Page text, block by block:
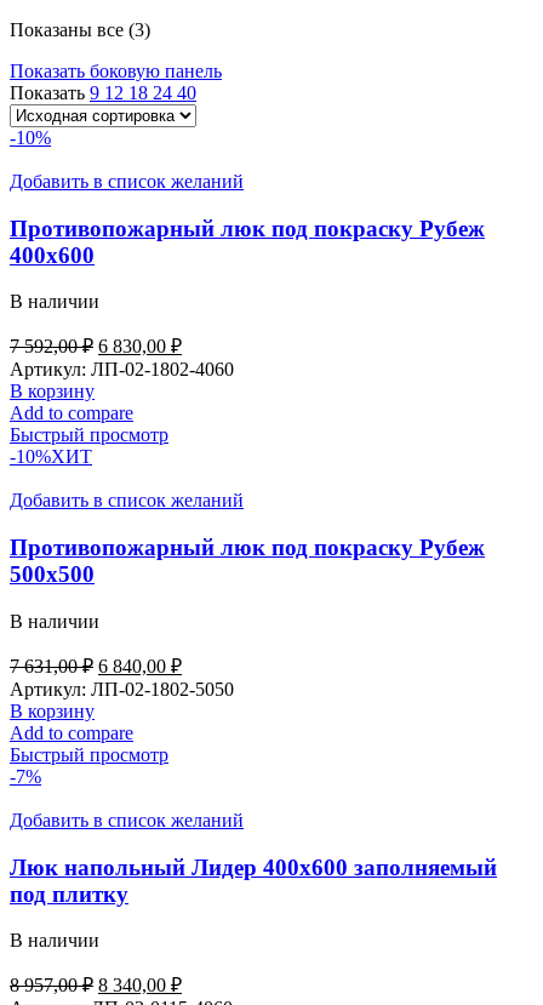
Показаны все (3)
Показать боковую панель
Показать 9 12 18 24 40
-10%
Добавить в список желаний
Противопожарный люк под покраску Рубеж
400х600
В наличии
7 592,00₽ 6 830,00 ₽
Артикул: ЛП-02-1802-4060
В корзину
Add to compare
Быстрый просмотр
-10%ХИТ
Добавить в список желаний
Противопожарный люк под покраску Рубеж
500х500
В наличии
7 631,00₽ 6 840,00 ₽
Артикул: ЛП-02-1802-5050
В корзину
Add to compare
Быстрый просмотр
-7%
Добавить в список желаний
Люк напольный Лидер 400х600 заполняемый
под плитку
В наличии
8 957,00₽ 8 340,00 ₽